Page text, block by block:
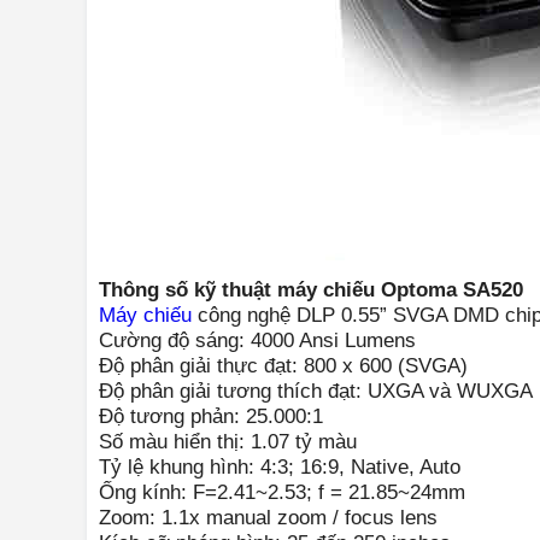
Thông số kỹ thuật máy chiếu Optoma SA520
Máy chiếu công nghệ DLP 0.55” SVGA DMD
Cường độ sáng: 4000 Ansi Lumens
Độ phân giải thực đạt: 800 x 600 (SVGA)
Độ phân giải tương thích đạt: UXGA và WUXGA
Độ tương phản: 25.000:1
Số màu hiển thị: 1.07 tỷ màu
Tỷ lệ khung hình: 4:3; 16:9, Native, Auto
Ống kính: F=2.41~2.53; f = 21.85~24mm
Zoom: 1.1x manual zoom / focus lens